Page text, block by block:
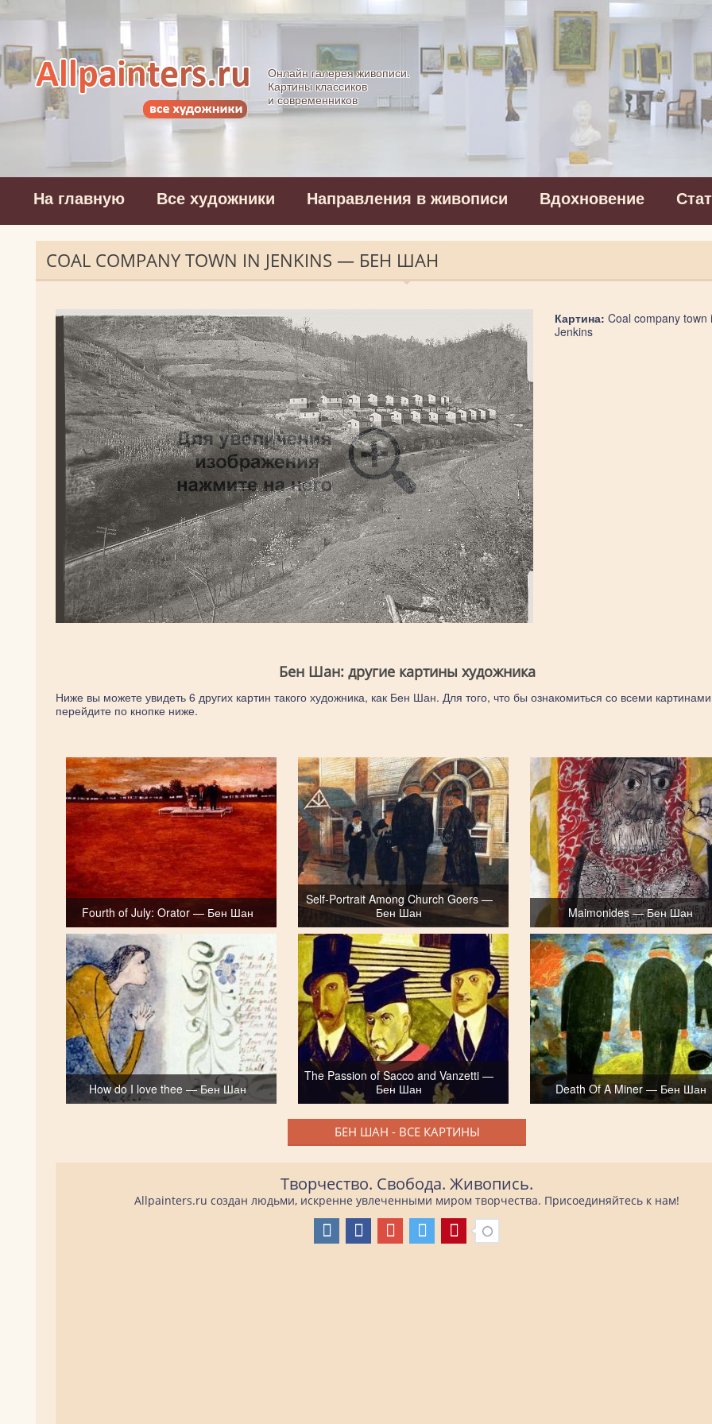
Allpainters.ru - картинная галерея
Онлайн галерея живописи.
Картины классиков
и современников
На главную Все художники Направления в живописи Вдохновение
COAL COMPANY TOWN IN JENKINS — БЕН ШАН
Картина: Coal company town
Jenkins
Бен Шан: другие картины художника
Ниже вы можете увидеть 6 других картин такого художника, как Бен Шан. Для того, что бы ознакомиться со всеми
перейдите по кнопке ниже.
Fourth of July: Orator — Бен Шан
Self-Portrait Among Church Goers —
Бен Шан
Maimonides — Бен Шан
How do I love thee — Бен Шан
The Passion of Sacco and Vanzetti —
Бен Шан
Death Of A Miner — Бен Шан
БЕН ШАН - ВСЕ КАРТИНЫ
Творчество. Свобода. Живопись.
Allpainters.ru создан людьми, искренне увлеченными миром творчества. Присоединяйтесь к нам!